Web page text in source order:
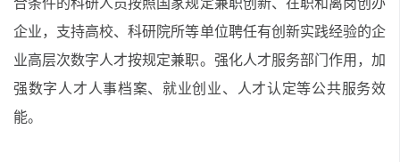
合条件的科研人员按照国家规定兼职创新、在职和离岗创办
企业，支持高校、科研院所等单位聘任有创新实践经验的企
业高层次数字人才按规定兼职。强化人才服务部门作用，加
强数字人才人事档案、就业创业、人才认定等公共服务效
能。